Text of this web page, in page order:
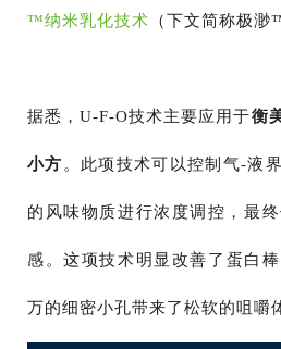
™纳米乳化技术 （下文简称极渺
据悉，U-F-O技术主要应用于衡
小方 。此项技术可以控制气-液
的风味物质进行浓度调控，最
感。这项技术明显改善了蛋白
万的细密小孔带来了松软的咀嚼